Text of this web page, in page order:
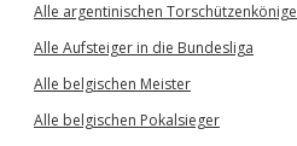
Alle argentinischen Torschützenkönige
Alle Aufsteiger in die Bundesliga
Alle belgischen Meister
Alle belgischen Pokalsieger